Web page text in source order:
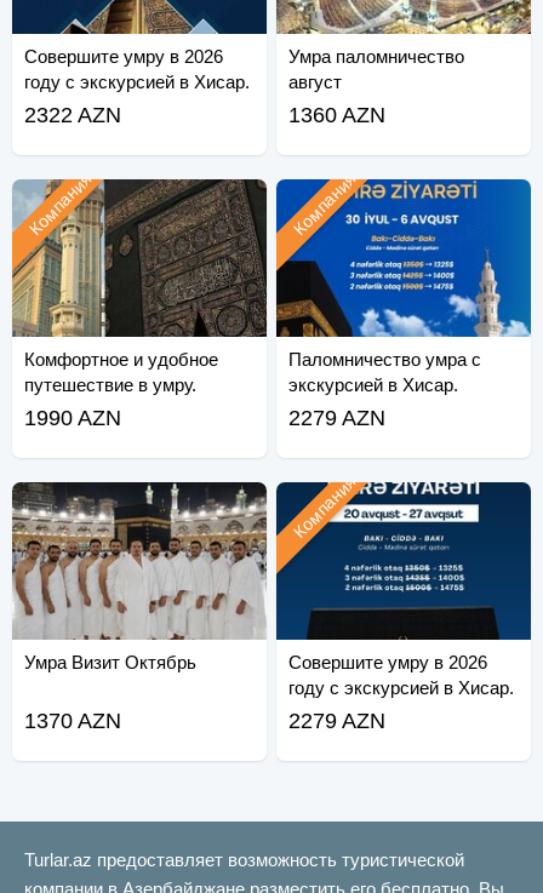
Совершите умру в 2026
году с экскурсией в Хисар.
2322 AZN
Умра паломничество
август
1360 AZN
Комфортное и удобное
путешествие в умру.
Компания
1990 AZN
Паломничество умра с
экскурсией в Хисар.
Компания
2279 AZN
Умра Визит Октябрь
1370 AZN
Совершите умру в 2026
году с экскурсией в Хисар.
Компания
2279 AZN
Turlar.az предоставляет возможность туристической
компании в Азербайджане разместить его бесплатно. Вы